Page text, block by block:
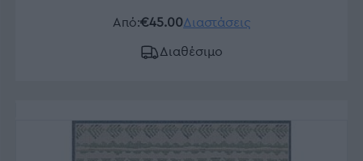
Από:€45.00Διαστάσεις
Διαθέσιμο